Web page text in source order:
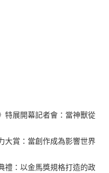
特展開幕記者會：當神獸從
大賞：當創作成為影響世界
禮：以金馬獎規格打造的政